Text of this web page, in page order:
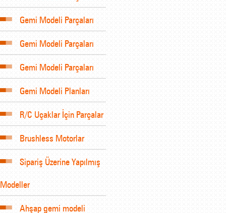
Gemi Modeli Parçaları
Gemi Modeli Parçaları
Gemi Modeli Parçaları
Gemi Modeli Planları
R/C Uçaklar İçin Parçalar
Brushless Motorlar
Sipariş Üzerine Yapılmış
Modeller
Ahşap gemi modeli